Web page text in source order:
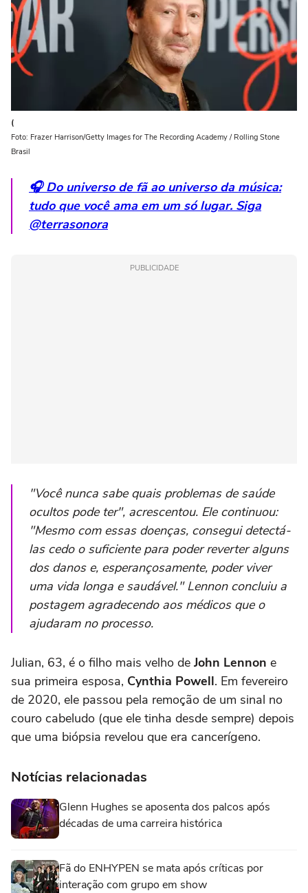
(
Foto: Frazer Harrison/Getty Images for The Recording Academy / Rolling Stone
Brasil
🎧 Do universo de fã ao universo da música:
tudo que você ama em um só lugar. Siga
@terrasonora
PUBLICIDADE
"Você nunca sabe quais problemas de saúde
ocultos pode ter", acrescentou. Ele continuou:
"Mesmo com essas doenças, consegui detectá-
las cedo o suficiente para poder reverter alguns
dos danos e, esperançosamente, poder viver
uma vida longa e saudável."Lennon concluiu a
postagem agradecendo aos médicos que o
ajudaram no processo.
Julian, 63, é o filho mais velho de John Lennon e
sua primeira esposa, Cynthia Powell. Em fevereiro
de 2020, ele passou pela remoção de um sinal no
couro cabeludo (que ele tinha desde sempre) depois
que uma biópsia revelou que era cancerígeno.
Notícias relacionadas
Glenn Hughes se aposenta dos palcos após
décadas de uma carreira histórica
Fã do ENHYPEN se mata após críticas por
interação com grupo em show